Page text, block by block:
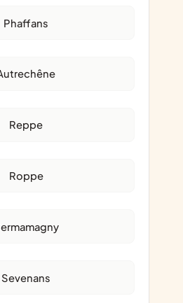
Phaffans
Autrechêne
Reppe
Roppe
Sermamagny
Sevenans